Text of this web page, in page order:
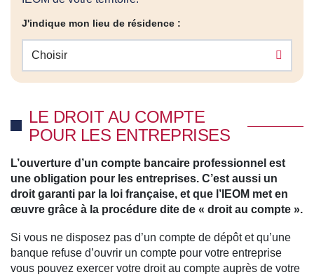
J'indique mon lieu de résidence :
Choisir
LE DROIT AU COMPTE
POUR LES ENTREPRISES
L’ouverture d’un compte bancaire professionnel est
une obligation pour les entreprises. C’est aussi un
droit garanti par la loi française, et que l’IEOM met en
œuvre grâce à la procédure dite de « droit au compte ».
Si vous ne disposez pas d’un compte de dépôt et qu’une
banque refuse d’ouvrir un compte pour votre entreprise
vous pouvez exercer votre droit au compte auprès de votre